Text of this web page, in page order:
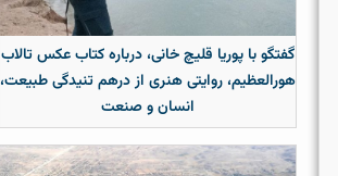
گفتگو با پوریا قلیچ خانی، درباره کتاب عکس تالاب
هورالعظیم، روایتی هنری از درهم تنیدگی طبیعت،
انسان و صنعت